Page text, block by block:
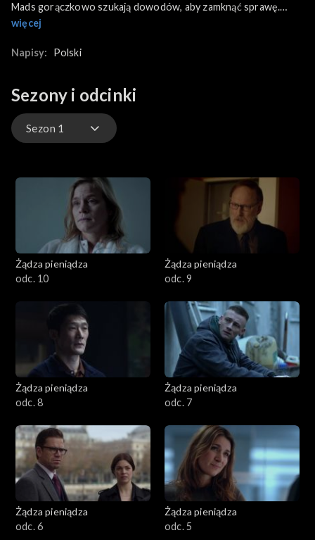
Mads gorączkowo szukają dowodów, aby zamknąć sprawę.
Tymczasem Nicky i Bisme ukrywają się przed Szwedem.
więcej
Napisy: Polski
Sezony i odcinki
Sezon 1
Sezon 1
Żądza pieniądza
odc. 10
Żądza pieniądza
odc. 9
Żądza pieniądza
odc. 8
Żądza pieniądza
odc. 7
Żądza pieniądza
odc. 6
Żądza pieniądza
odc. 5